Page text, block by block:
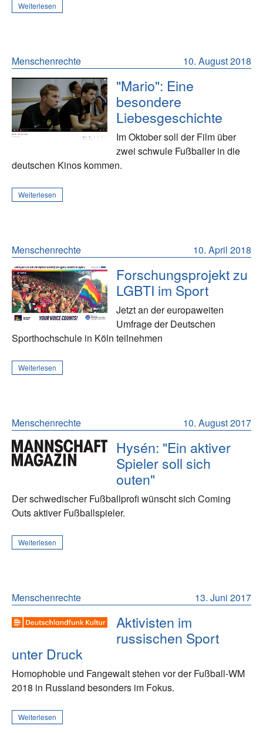
Weiterlesen
10. August 2018
Menschenrechte
"Mario": Eine
besondere
Liebesgeschichte
Im Oktober soll der Film über
zwei schwule Fußballer in die
deutschen Kinos kommen.
Weiterlesen
10. April 2018
Menschenrechte
Forschungsprojekt zu
LGBTI im Sport
Jetzt an der europaweiten
Umfrage der Deutschen
Sporthochschule in Köln teilnehmen
Weiterlesen
10. August 2017
Menschenrechte
Hysén: "Ein aktiver
Spieler soll sich
outen"
Der schwedischer Fußballprofi wünscht sich Coming
Outs aktiver Fußballspieler.
Weiterlesen
13. Juni 2017
Menschenrechte
Aktivisten im
russischen Sport
unter Druck
Homophobie und Fangewalt stehen vor der Fußball-WM
2018 in Russland besonders im Fokus.
Weiterlesen